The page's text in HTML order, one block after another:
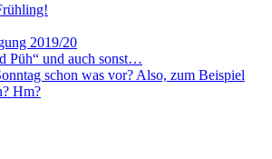
2019/20
Püh“ und auch sonst…
schon was vor? Also, zum Beispiel
Hm?